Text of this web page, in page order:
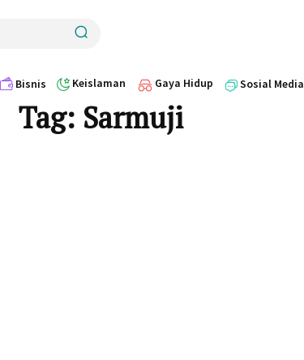
Bisnis Keislaman Gaya Hidup Sosial Media
Tag: Sarmuji